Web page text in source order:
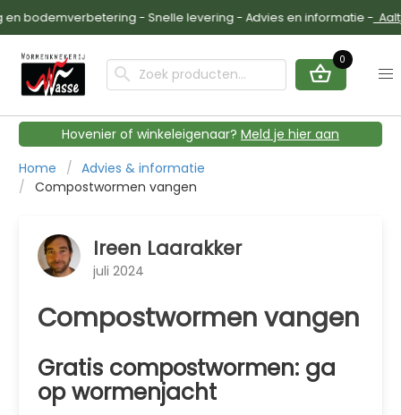
bodemverbetering - Snelle levering - Advies en informatie -
0
Hovenier of winkeleigenaar? Meld je hier aan
Home
Advies & informatie
Compostwormen vangen
Ireen Laarakker
juli 2024
Compostwormen vangen
Gratis compostwormen: ga
op wormenjacht